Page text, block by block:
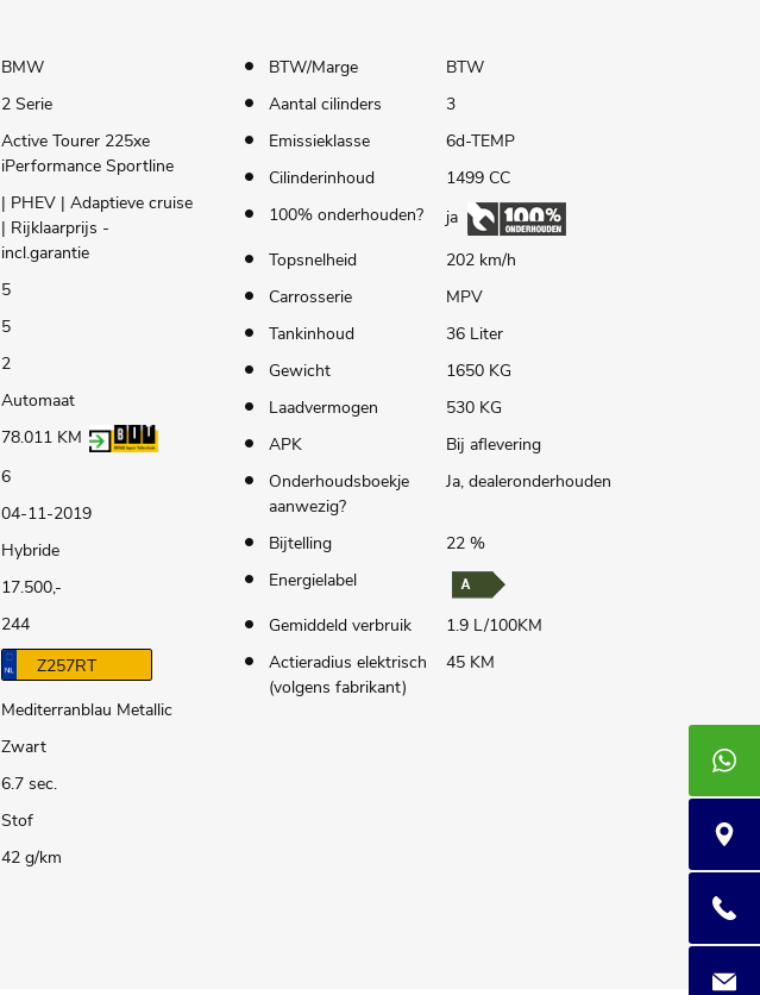
+3185
Praam
085
BMW
2 Serie
Active Tourer 225xe
iPerformance Sportline
| PHEV | Adaptieve cruise
| Rijklaarprijs -
incl.garantie
5
5
2
Automaat
78.011 KM
6
04-11-2019
Hybride
17.500,-
244
Z257RT
Mediterranblau Metallic
Zwart
6.7 sec.
Stof
42 g/km
BTW/Marge
BTW
Aantal cilinders
3
Emissieklasse
6d-TEMP
Cilinderinhoud
1499 CC
100% onderhouden?
ja
Topsnelheid
202 km/h
Carrosserie
MPV
Tankinhoud
36 Liter
Gewicht
1650 KG
Laadvermogen
530 KG
APK
Bij aflevering
Onderhoudsboekje
aanwezig?
Ja, dealeronderhouden
Bijtelling
22 %
Energielabel
Gemiddeld verbruik
1.9 L/100KM
Actieradius elektrisch
(volgens fabrikant)
45 KM